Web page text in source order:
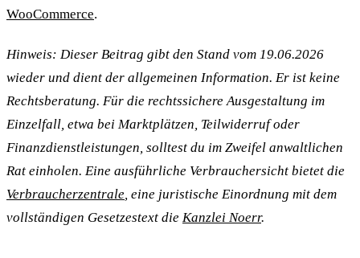
WooCommerce.
Hinweis: Dieser Beitrag gibt den Stand vom 19.06.2026
wieder und dient der allgemeinen Information. Er ist keine
Rechtsberatung. Für die rechtssichere Ausgestaltung im
Einzelfall, etwa bei Marktplätzen, Teilwiderruf oder
Finanzdienstleistungen, solltest du im Zweifel anwaltlichen
Rat einholen. Eine ausführliche Verbrauchersicht bietet die
Verbraucherzentrale, eine juristische Einordnung mit dem
vollständigen Gesetzestext die Kanzlei Noerr.